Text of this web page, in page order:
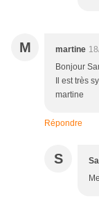
M martine
Bonjour
Il est très
martine
Répondre
S